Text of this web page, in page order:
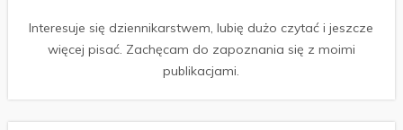
Interesuje się dziennikarstwem, lubię dużo czytać i jeszcze
więcej pisać. Zachęcam do zapoznania się z moimi
publikacjami.